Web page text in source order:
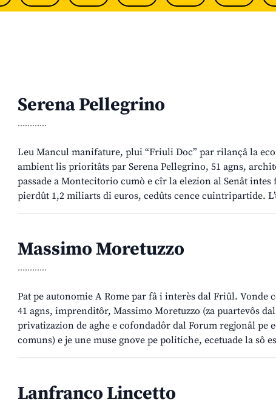
Serena Pellegrino
............
Leu Mancul manifature, plui “Friuli Doc” par rilançâ la
ambient lis prioritâts par Serena Pellegrino, 51 agns,
passade a Montecitorio cumò e cîr la elezion al Senât
pierdût 1,2 miliarts di euros, cedûts cence cuintripartide.
Massimo Moretuzzo
............
Pat pe autonomie A Rome par fâ i interès dal Friûl. Vonde
41 agns, imprenditôr, Massimo Moretuzzo (za puartevôs
privatizazion de aghe e cofondadôr dal Forum regjonâl pe
comuns) e je une muse gnove pe politiche, ecetuade la sô
Lanfranco Lincetto